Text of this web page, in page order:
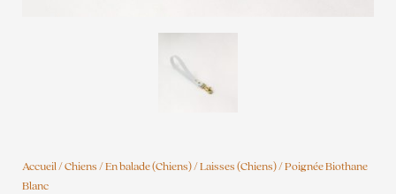
Accueil/Chiens/En balade (Chiens)/Laisses (Chiens)/ Poignée Biothane
Blanc